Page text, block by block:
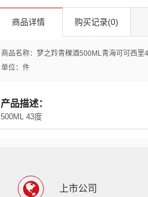
商品详情 购买记录(0)
商品名称：梦之羚青稞酒500ML青海可可西
单位：件
产品描述：
500ML 43度
上市公司